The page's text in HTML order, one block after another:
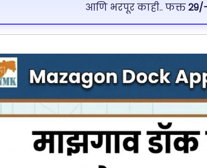
आणि भरपूर काही.. फक्त